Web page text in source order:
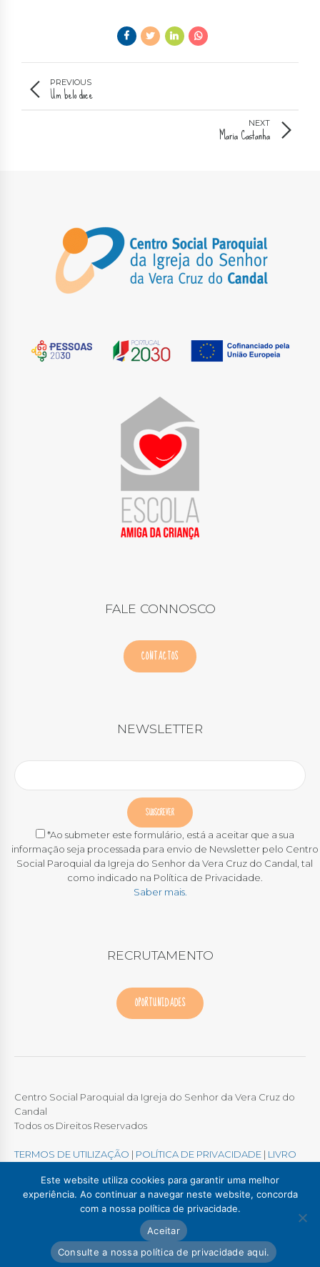
PREVIOUS
Um belo doce
NEXT
Maria Castanha
FALE CONNOSCO
CONTACTOS
NEWSLETTER
*Ao submeter este formulário, está a aceitar que a sua
informação seja processada para envio de Newsletter pelo Centro
Social Paroquial da Igreja do Senhor da Vera Cruz do Candal, tal
como indicado na Política de Privacidade.
Saber mais.
RECRUTAMENTO
OPORTUNIDADES
Centro Social Paroquial da Igreja do Senhor da Vera Cruz do
Candal
Todos os Direitos Reservados
TERMOS DE UTILIZAÇÃO | POLÍTICA DE PRIVACIDADE | LIVRO
Colégio / Creche Candal
Creche Madalena
Creche Afurada
Lar Padre Alves Correia
Este website utiliza cookies para garantir uma melhor
experiência. Ao continuar a navegar neste website, concorda
com a nossa política de privacidade.
Aceitar
Consulte a nossa política de privacidade aqui.